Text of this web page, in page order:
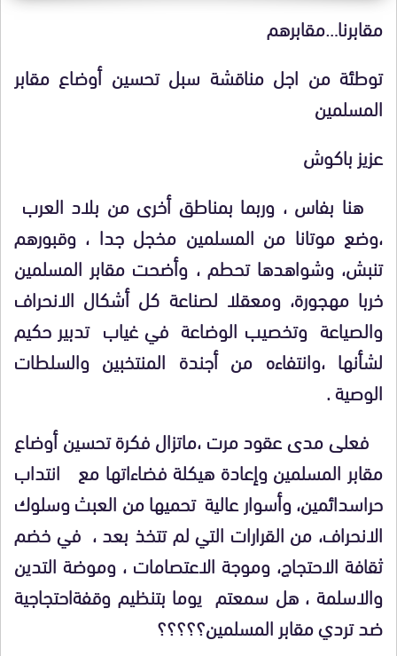
مقابرنا…مقابرهم
توطئة من اجل مناقشة سبل تحسين أوضاع مقابر
المسلمين
عزيز باكوش
هنا بفاس ، وربما بمناطق أخرى من بلاد العرب
،وضع موتانا من المسلمين مخجل جدا ، وقبورهم
تنبش، وشواهدها تحطم ، وأضحت مقابر المسلمين
خربا مهجورة، ومعقلا لصناعة كل أشكال الانحراف
والصياعة وتخصيب الوضاعة في غياب تدبير حكيم
لشأنها ،وانتفاءه من أجندة المنتخبين والسلطات
الوصية .
فعلى مدى عقود مرت ،ماتزال فكرة تحسين أوضاع
مقابر المسلمين وإعادة هيكلة فضاءاتها مع انتداب
حراسدائمين، وأسوار عالية تحميها من العبث وسلوك
الانحراف، من القرارات التي لم تتخذ بعد ، في خضم
ثقافة الاحتجاج، وموجة الاعتصامات ، وموضة التدين
والاسلمة ، هل سمعتم يوما بتنظيم وقفةاحتجاجية
ضد تردي مقابر المسلمين؟؟؟؟؟